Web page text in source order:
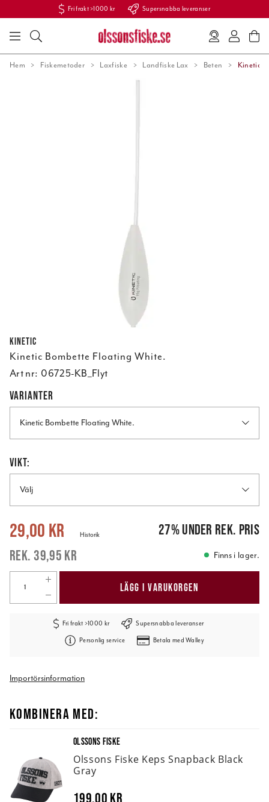
Fri frakt >1000 kr Supersnabba leveranser
Hem Fiskemetoder Laxfiske Landfiske Lax Beten Kinetic
Kinetic
Kinetic Bombette Floating White.
Art nr: 06725-KB_Flyt
VARIANTER
Kinetic Bombette Floating White.
VIKT:
Välj
Nuvarande pris: 39,95 kr
29,00 kr
39,95 kr
Historik 27%under rek. pris
Finns i lager.
LÄGG I VARUKORGEN
Fri frakt >1000 kr Supersnabba leveranser
Personlig service Betala med Walley
Importörsinformation
KOMBINERA MED:
OLSSONS FISKE
Olssons Fiske Keps Snapback Black
Gray
199,00 kr